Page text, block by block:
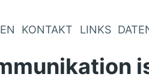
KONTAKT LINKS